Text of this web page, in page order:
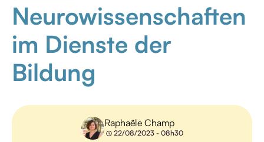
PÄDAGOGIK
Neurowissenschaften
im Dienste der
Bildung
Raphaële Champ
22/08/2023 - 08h30